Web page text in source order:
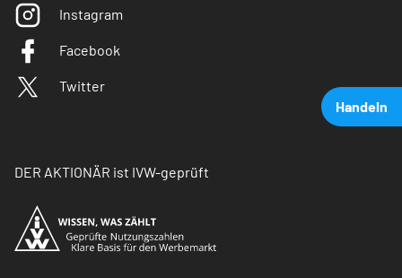
Handeln
Instagram
Facebook
Twitter
DER AKTIONÄR ist IVW-geprüft